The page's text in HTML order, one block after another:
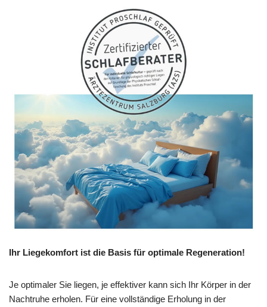
Ihr Liegekomfort ist die Basis für optimale Regeneration!
Je optimaler Sie liegen, je effektiver kann sich Ihr Körper in der
Nachtruhe erholen. Für eine vollständige Erholung in der